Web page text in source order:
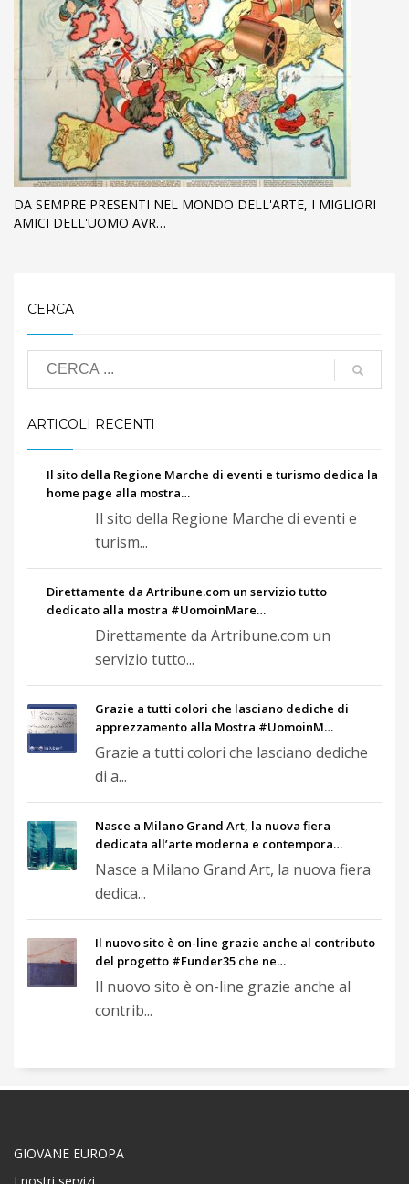
DA SEMPRE PRESENTI NEL MONDO DELL'ARTE, I MIGLIORI
AMICI DELL'UOMO AVR…
CERCA
ARTICOLI RECENTI
Il sito della Regione Marche di eventi e turismo dedica la
home page alla mostra…
Il sito della Regione Marche di eventi e
turism...
Direttamente da Artribune.com un servizio tutto
dedicato alla mostra #UomoinMare…
Direttamente da Artribune.com un
servizio tutto...
Grazie a tutti colori che lasciano dediche di
apprezzamento alla Mostra #UomoinM…
Grazie a tutti colori che lasciano dediche
di a...
Nasce a Milano Grand Art, la nuova fiera
dedicata all’arte moderna e contempora…
Nasce a Milano Grand Art, la nuova fiera
dedica...
Il nuovo sito è on-line grazie anche al contributo
del progetto #Funder35 che ne…
Il nuovo sito è on-line grazie anche al
contrib...
GIOVANE EUROPA
I nostri servizi